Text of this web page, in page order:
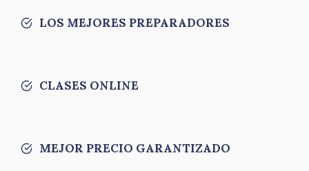
LOS MEJORES PREPARADORES
CLASES ONLINE
MEJOR PRECIO GARANTIZADO